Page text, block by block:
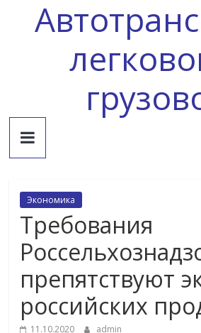
Экономика
Требования
препятствуют
российских
11.10.2020 admin